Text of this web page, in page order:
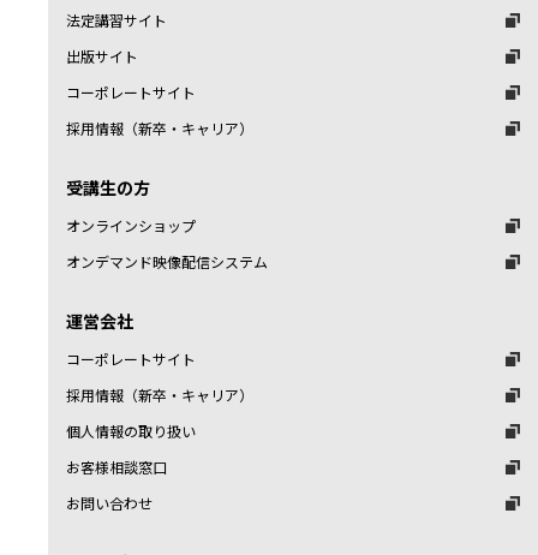
法定講習サイト
出版サイト
コーポレートサイト
採用情報（新卒・キャリア）
受講生の方
オンラインショップ
オンデマンド映像配信システム
運営会社
コーポレートサイト
採用情報（新卒・キャリア）
個人情報の取り扱い
お客様相談窓口
お問い合わせ